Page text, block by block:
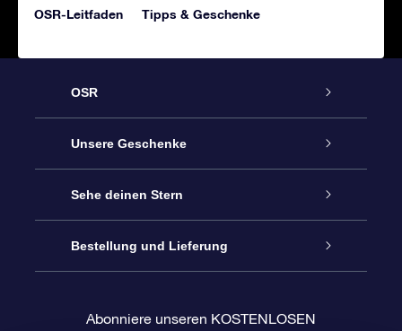
OSR-Leitfaden Tipps & Geschenke
OSR
Service
Kontakt
Blog
Unsere Geschenke
Sterne schenken
OSR-Geschenkpaket
Sehe deinen Stern
Sternregister
Bestellung und Lieferung
Abonniere unseren KOSTENLOSEN